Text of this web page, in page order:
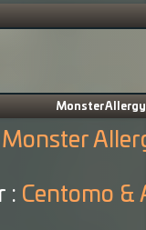
Monster Allergy
Monster
: Centomo &